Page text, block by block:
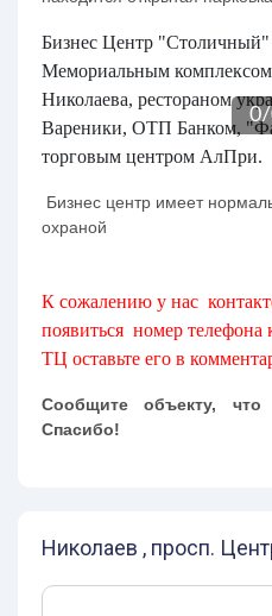
0/
Бизнес Центр "Столичный"
Мемориальным комплексом
Николаева, рестораном
Вареники, ОТП Банком,
торговым центром АлПри.
Бизнес центр имеет
охраной
К сожалению у нас
появиться номер телефона
ТЦ оставьте его в
Сообщите объекту,
Спасибо!
Николаев , просп.